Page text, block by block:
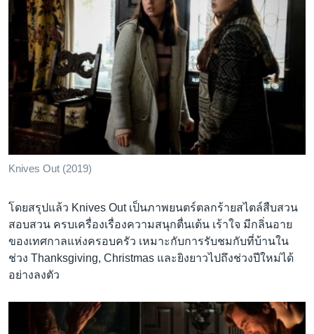
Knives Out (2019)
โดยสรุปแล้ว Knives Out เป็นภาพยนตร์ตลกร้ายสไตล์สืบสวน
สอบสวน ครบเครื่องเรื่องความสนุกตื่นเต้น เร้าใจ มีกลิ่นอาย
ของเทศกาลแห่งครอบครัว เหมาะกับการรับชมกับที่บ้านใน
ช่วง Thanksgiving, Christmas และยิงยาวไปถึงช่วงปีใหม่ได้
อย่างลงตัว